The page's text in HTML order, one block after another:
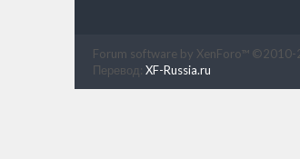
Forum software by XenForo™ ©2010-
Перевод: XF-Russia.ru